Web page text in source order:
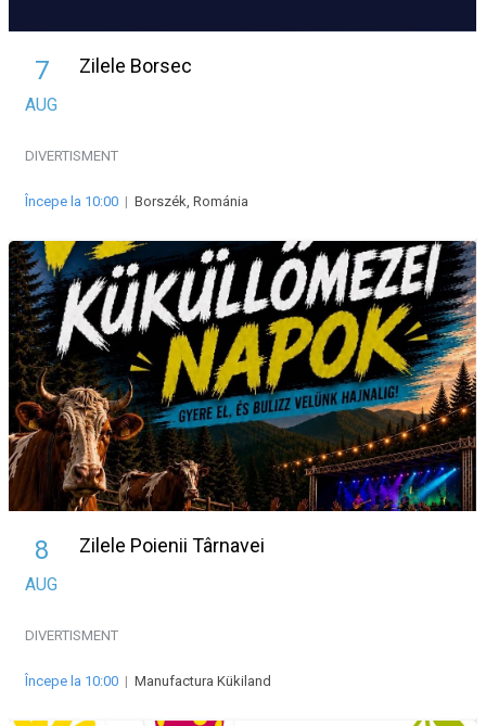
7
AUG
Zilele Borsec
DIVERTISMENT
Începe la 10:00 | Borszék, Románia
8
AUG
Zilele Poienii Târnavei
DIVERTISMENT
Începe la 10:00 | Manufactura Kükiland